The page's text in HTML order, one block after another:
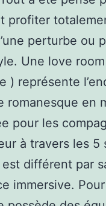
profiter
perturbe ou
Une love room
) représente
romanesque en
pour les
à travers les
différent par
immersive.